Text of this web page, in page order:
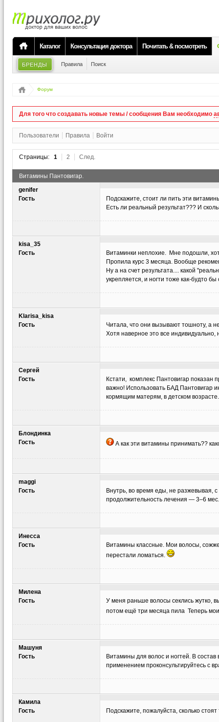
Каталог Консультация доктора Почитать & посмотреть
БРЕНДЫ Правила Поиск
Форум
Для того что создавать новые темы / сообщения Вам необходимо
Пользователи Правила Войти
Страницы: 1 2 След.
Витамины Пантовигар.
genifer
Гость
Подскажите, стоит ли пить эти
Есть ли реальный результат??? И
kisa_35
Гость
Витаминки неплохие. Мне подошли,
Пропила курс 3 месяца. Вообще
Ну а на счет результата.... какой
укрепляется, и ногти тоже как-будто бы
Klarisa_kisa
Гость
Читала, что они вызывают тошноту, а
Хотя наверное это все
Сергей
Гость
Кстати, комплекс Пантовигар
важно! Использовать БАД Пантовигар
кормящим матерям, в детском возрасте.
Блондинка
Гость
А как эти витамины принимать??
maggi
Гость
Внутрь, во время еды, не разжевывая,
продолжительность лечения — 3–6
Инесса
Гость
Витамины классные. Мои волосы,
перестали ломаться.
Милена
Гость
У меня раньше волосы секлись жутко,
потом ещё три месяца пила Теперь
Машуня
Гость
Витамины для волос и ногтей. В
применением проконсультируйтесь с
Камила
Гость
Подскажите, пожалуйста, сколько